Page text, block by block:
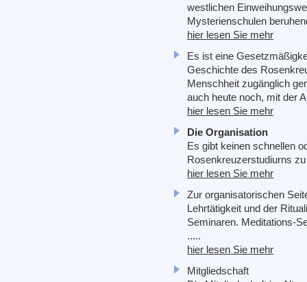
westlichen
Mysterienschulen
hier lesen Sie mehr
Es ist eine
Geschichte des
Menschheit zugänglich
auch heute noch, mit der
hier lesen Sie mehr
Die Organisation
Es gibt keinen schnellen
Rosenkreuzerstudiurns
hier lesen Sie mehr
Zur organisatorischen
Lehrtätigkeit und der
Seminaren. Meditations-
.....
hier lesen Sie mehr
Mitgliedschaft